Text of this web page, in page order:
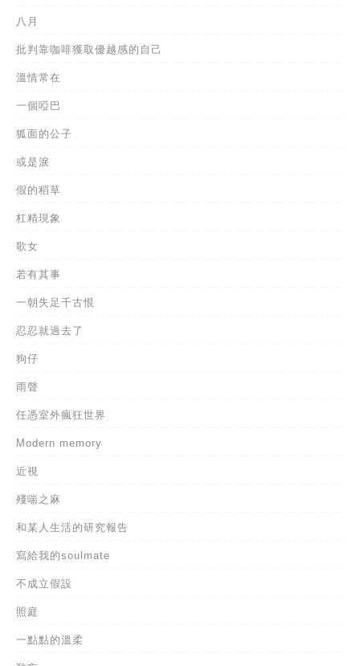
八月
批判靠咖啡獲取優越感的自己
溫情常在
一個啞巴
狐面的公子
或是淚
假的稻草
杠精現象
歌女
若有其事
一朝失足千古恨
忍忍就過去了
狗仔
雨聲
任憑室外瘋狂世界
Modern memory
近視
殘喘之麻
和某人生活的研究報告
寫給我的soulmate
不成立假設
照庭
一點點的溫柔